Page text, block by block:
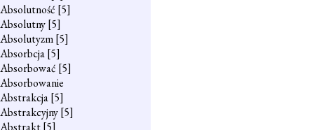
Absolutność [5]
Absolutny[5]
Absolutyzm[5]
Absorbcja[5]
Absorbować [5]
Absorbowanie
Abstrakcja[5]
Abstrakcyjny[5]
Abstrakt[5]